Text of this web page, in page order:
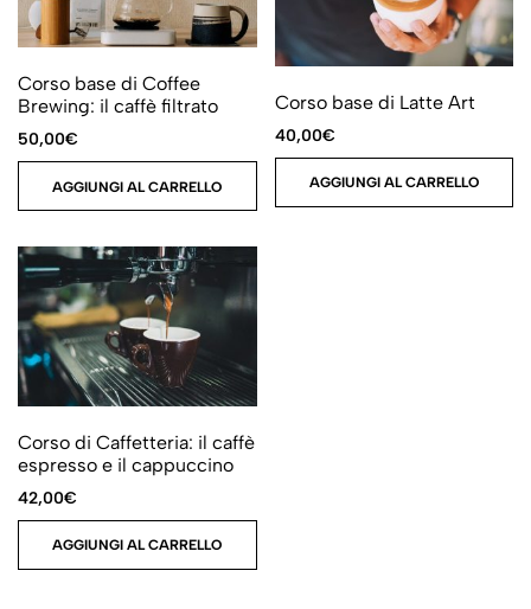
Corso base di Coffee
Brewing: il caffè filtrato
50,00€
AGGIUNGI AL CARRELLO
Corso base di Latte Art
40,00€
AGGIUNGI AL CARRELLO
Corso di Caffetteria: il caffè
espresso e il cappuccino
42,00€
AGGIUNGI AL CARRELLO